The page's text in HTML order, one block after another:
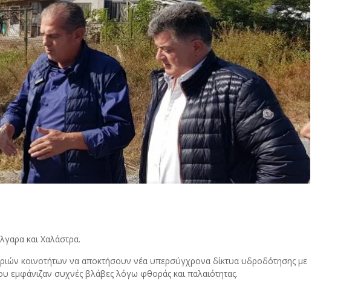
και Χαλάστρα.
κοινοτήτων να αποκτήσουν νέα υπερσύγχρονα δίκτυα υδροδότησης με
συχνές βλάβες λόγω φθοράς και παλαιότητας.